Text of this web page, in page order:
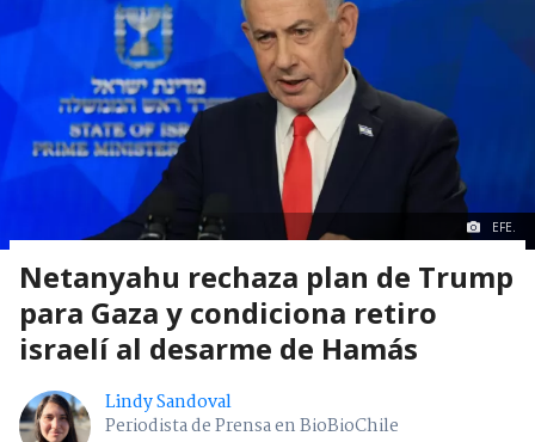
EFE.
Netanyahu rechaza plan de Trump
para Gaza y condiciona retiro
israelí al desarme de Hamás
Lindy Sandoval
Periodista de Prensa en BioBioChile